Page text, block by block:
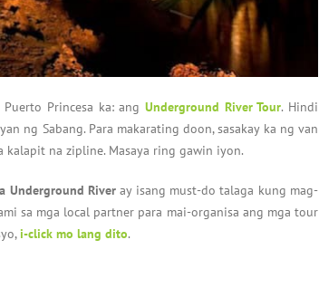
Princesa ka: ang Underground River Tour. Hindi
ng Sabang. Para makarating doon, sasakay ka ng van
kalapit na zipline. Masaya ring gawin iyon.
Underground Riveray isang must-do talaga kung mag-
sa mga local partner para mai-organisa ang mga tour
i-click mo lang dito.